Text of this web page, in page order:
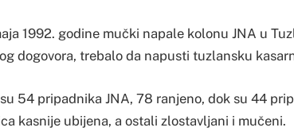
1992. godine mučki napale kolonu JNA u
dogovora, trebalo da napusti tuzlansku
54 pripadnika JNA, 78 ranjeno, dok su 44
kasnije ubijena, a ostali zlostavljani i mučeni.